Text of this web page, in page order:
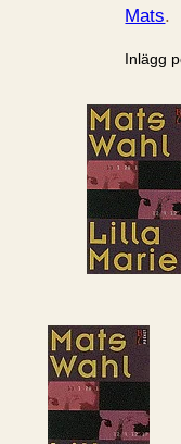
Mats.
Inlägg